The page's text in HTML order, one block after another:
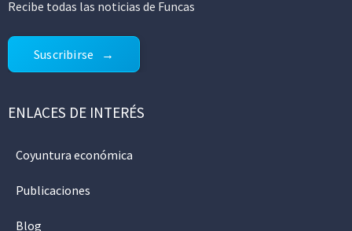
Recibe todas las noticias de Funcas
Suscribirse
ENLACES DE INTERÉS
Coyuntura económica
Publicaciones
Blog